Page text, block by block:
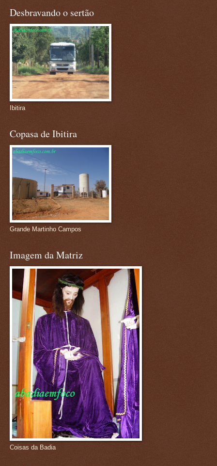
Desbravando o sertão
Ibitira
Copasa de Ibitira
Grande Martinho Campos
Imagem da Matriz
Coisas da Badia